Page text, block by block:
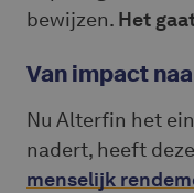
bewijzen. Het
Van impact
Nu Alterfin het
nadert, heeft
menselijk